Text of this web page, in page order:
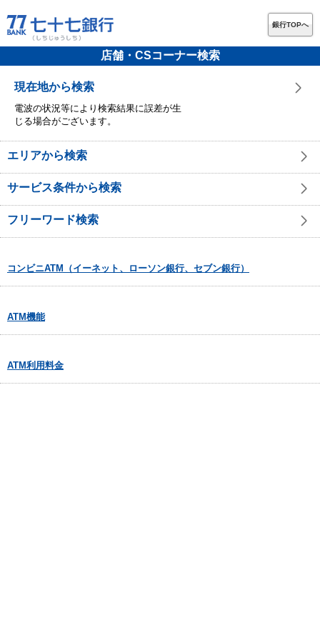
銀行TOPへ
店舗・CSコーナー検索
現在地から検索
電波の状況等により検索結果に誤差が生
じる場合がございます。
エリアから検索
サービス条件から検索
フリーワード検索
コンビニATM（イーネット、ローソン銀行、セブン銀行）
ATM機能
ATM利用料金